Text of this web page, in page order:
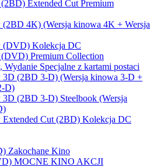
Extended Cut Premium
4K) (Wersja kinowa 4K + Wersja
(DVD) Kolekcja DC
Premium Collection
Specjalne z kartami postaci
3D (2BD 3-D) (Wersja kinowa 3-D +
D)
(2BD 3-D) Steelbook (Wersja
Extended Cut (2BD) Kolekcja DC
Zakochane Kino
MOCNE KINO AKCJI